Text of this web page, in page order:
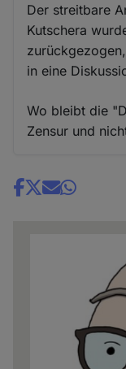
Der streitbare
Kutschera
in eine
Wo bleibt die
Zensur und
Share